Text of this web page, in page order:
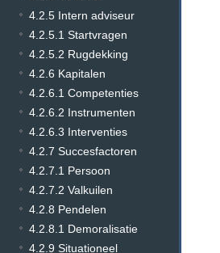
4.2.5 Intern adviseur
4.2.5.1 Startvragen
4.2.5.2 Rugdekking
4.2.6 Kapitalen
4.2.6.1 Competenties
4.2.6.2 Instrumenten
4.2.6.3 Interventies
4.2.7 Succesfactoren
4.2.7.1 Persoon
4.2.7.2 Valkuilen
4.2.8 Pendelen
4.2.8.1 Demoralisatie
4.2.9 Situationeel